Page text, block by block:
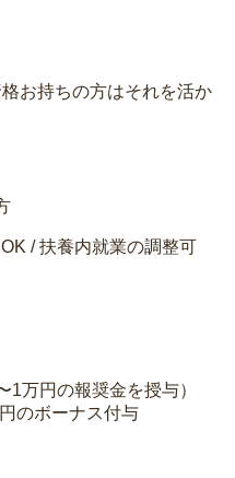
お持ちの方はそれを活か
/ 扶養内就業の調整可
1万円の報奨金を授与）
のボーナス付与